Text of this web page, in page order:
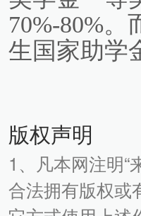
70%-80%
生国家助学
版权声明
1、凡本网注明“
合法拥有版权或